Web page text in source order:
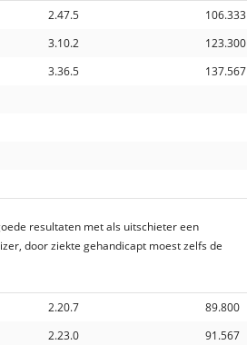
2.47.5
106.333
3.10.2
123.300
3.36.5
137.567
resultaten met als uitschieter een
door ziekte gehandicapt moest zelfs de
2.20.7
89.800
2.23.0
91.567